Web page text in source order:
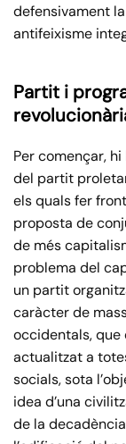
defensivament
antifeixisme
Partit i
Per començar,
del partit
els quals fer
proposta de
de més
problema del
un partit
caràcter de
occidentals, que
actualitzat a
socials, sota
idea d’una
de la